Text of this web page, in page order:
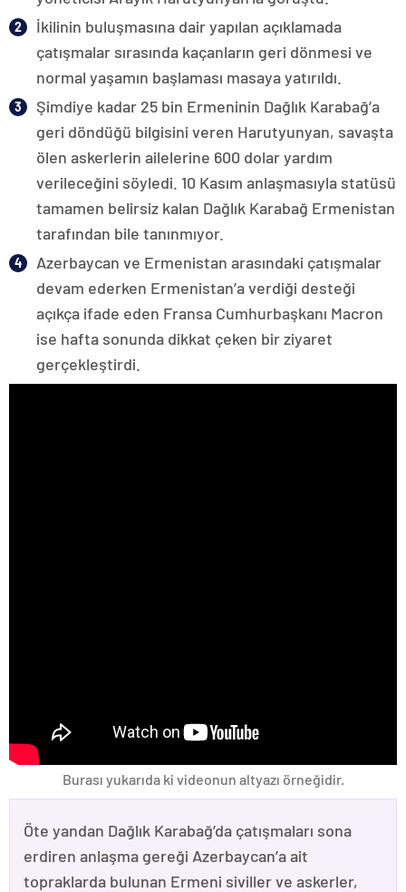
İkilinin buluşmasına dair yapılan açıklamada
çatışmalar sırasında kaçanların geri dönmesi ve
normal yaşamın başlaması masaya yatırıldı.
Şimdiye kadar 25 bin Ermeninin Dağlık Karabağ’a
geri döndüğü bilgisini veren Harutyunyan, savaşta
ölen askerlerin ailelerine 600 dolar yardım
verileceğini söyledi. 10 Kasım anlaşmasıyla statüsü
tamamen belirsiz kalan Dağlık Karabağ Ermenistan
tarafından bile tanınmıyor.
Azerbaycan ve Ermenistan arasındaki çatışmalar
devam ederken Ermenistan’a verdiği desteği
açıkça ifade eden Fransa Cumhurbaşkanı Macron
ise hafta sonunda dikkat çeken bir ziyaret
gerçekleştirdi.
Burası yukarıda ki videonun altyazı örneğidir.
Öte yandan Dağlık Karabağ’da çatışmaları sona
erdiren anlaşma gereği Azerbaycan’a ait
topraklarda bulunan Ermeni siviller ve askerler,